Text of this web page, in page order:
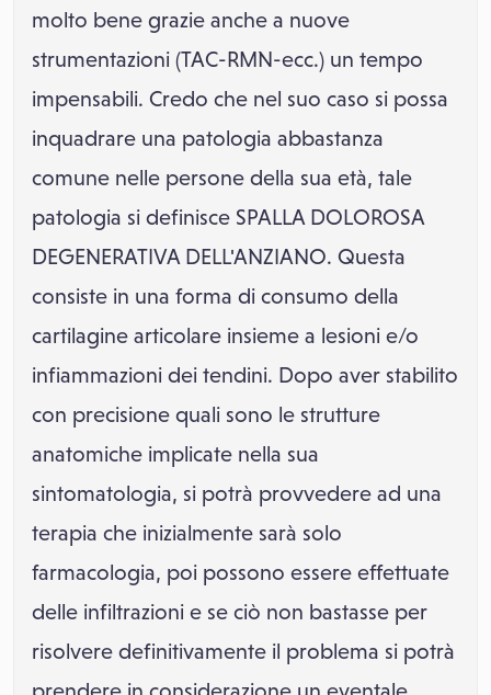
molto bene grazie anche a nuove
strumentazioni (TAC-RMN-ecc.) un tempo
impensabili. Credo che nel suo caso si possa
inquadrare una patologia abbastanza
comune nelle persone della sua età, tale
patologia si definisce SPALLA DOLOROSA
DEGENERATIVA DELL'ANZIANO. Questa
consiste in una forma di consumo della
cartilagine articolare insieme a lesioni e/o
infiammazioni dei tendini. Dopo aver stabilito
con precisione quali sono le strutture
anatomiche implicate nella sua
sintomatologia, si potrà provvedere ad una
terapia che inizialmente sarà solo
farmacologia, poi possono essere effettuate
delle infiltrazioni e se ciò non bastasse per
risolvere definitivamente il problema si potrà